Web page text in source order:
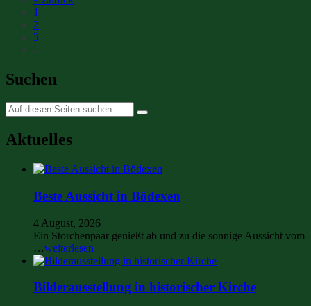
1
2
3
4
Suchen
Suche
nach:
Aktuelles
Beste Aussicht in Bödexen
4 August, 2026
Ein Storchenpaar genießt ab und zu die sonnige Aussicht vom
…weiterlesen
Bilderausstellung in historischer Kirche